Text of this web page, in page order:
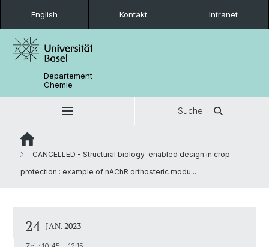
English Kontakt Intranet
Departement
Chemie
Suche
CANCELLED - Structural biology-enabled design in crop
protection : example of nAChR orthosteric modu...
24 JAN. 2023